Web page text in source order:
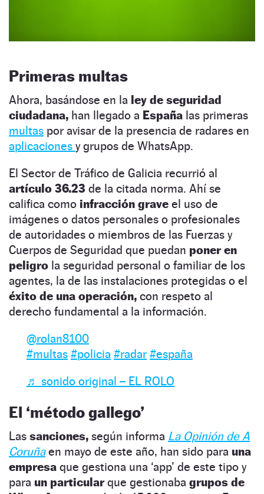
Primeras multas
Ahora, basándose en la ley de seguridad
ciudadana, han llegado a España las primeras
multas por avisar de la presencia de radares en
aplicaciones y grupos de WhatsApp.
El Sector de Tráfico de Galicia recurrió al
artículo 36.23 de la citada norma. Ahí se
califica como infracción grave el uso de
imágenes o datos personales o profesionales
de autoridades o miembros de las Fuerzas y
Cuerpos de Seguridad que puedan poner en
peligro la seguridad personal o familiar de los
agentes, la de las instalaciones protegidas o el
éxito de una operación, con respeto al
derecho fundamental a la información.
@rolan8100
#multas #policia #radar #españa
♬ sonido original – EL ROLO
El ‘método gallego’
Las sanciones, según informa La Opinión de A
Coruñaen mayo de este año, han sido para una
empresa que gestiona una ‘app’ de este tipo y
para un particularque gestionaba grupos de